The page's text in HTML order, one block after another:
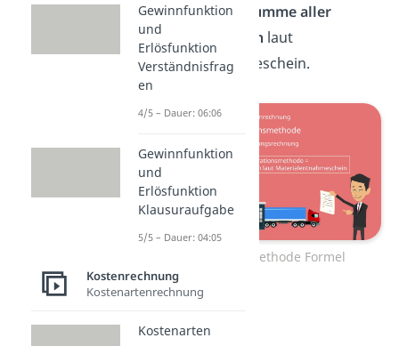
einfach aus der
Summe aller
Entnahmemengen laut
Materialentnahmeschein.
Skontrationsmethode Formel
Gewinnfunktion
und
Erlösfunktion
Verständnisfrag
en
4/5 – Dauer: 06:06
Gewinnfunktion
und
Erlösfunktion
Klausuraufgabe
5/5 – Dauer: 04:05
Kostenrechnung
Kostenartenrechnung
Kostenarten